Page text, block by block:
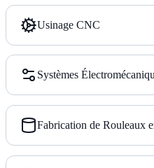
Usinage CNC
Systèmes
Fabrication de Rouleaux